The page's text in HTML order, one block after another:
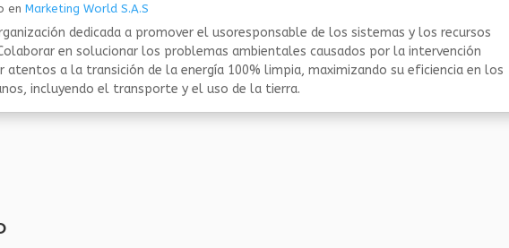
enMarketing World S.A.S
dedicada a promover el usoresponsable de los sistemas y los recursos
en solucionar los problemas ambientales causados por la intervención
atentos a la transición de la energía 100% limpia, maximizando su eficiencia en los
incluyendo el transporte y el uso de la tierra.